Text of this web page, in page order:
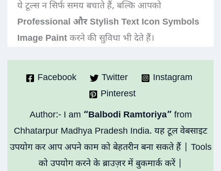
ये टूल्स न सिर्फ समय बचाते हैं, बल्कि आपको
Professional और Stylish Text Icon Symbols
Image Paint करने की सुविधा भी देते हैं।
Facebook Twitter
Instagram
Pinterest
Author:- I am “Balbodi Ramtoriya” from
Chhatarpur Madhya Pradesh India. यह टूल वेबसाइट
उपयोग कर आप अपने काम को बेहतरीन बना सकते हैं | Tools
को उपयोग करने के ब्राउज़र में बुकमार्क करें |